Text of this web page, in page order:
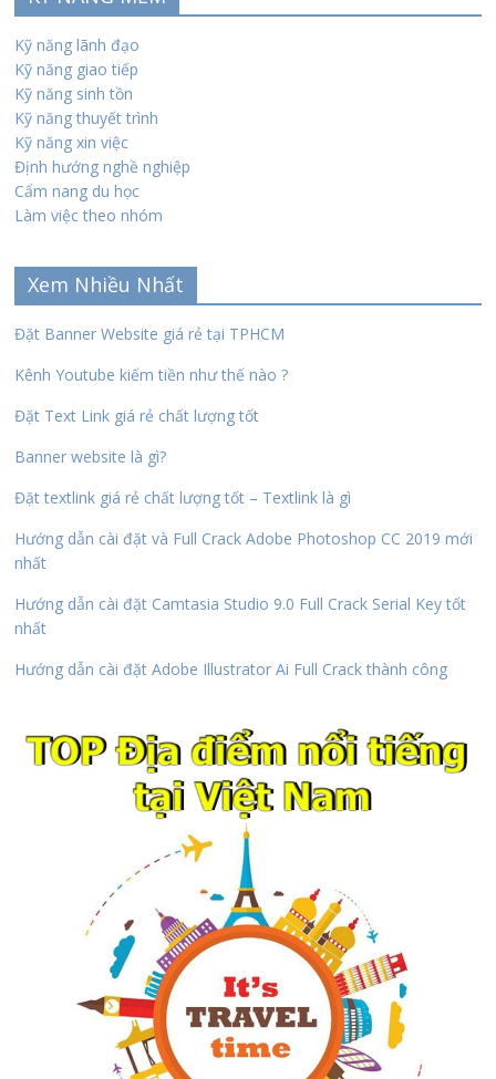
Kỹ năng lãnh đạo
Kỹ năng giao tiếp
Kỹ năng sinh tồn
Kỹ năng thuyết trình
Kỹ năng xin việc
Định hướng nghề nghiệp
Cẩm nang du học
Làm việc theo nhóm
Xem Nhiều Nhất
Đặt Banner Website giá rẻ tại TPHCM
Kênh Youtube kiếm tiền như thế nào ?
Đặt Text Link giá rẻ chất lượng tốt
Banner website là gì?
Đặt textlink giá rẻ chất lượng tốt – Textlink là gì
Hướng dẫn cài đặt và Full Crack Adobe Photoshop CC 2019 mới
nhất
Hướng dẫn cài đặt Camtasia Studio 9.0 Full Crack Serial Key tốt
nhất
Hướng dẫn cài đặt Adobe Illustrator Ai Full Crack thành công